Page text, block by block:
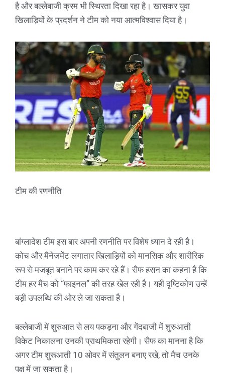
है और बल्लेबाजी क्रम भी स्थिरता दिखा रहा है। खासकर युवा
खिलाड़ियों के प्रदर्शन ने टीम को नया आत्मविश्वास दिया है।
टीम की रणनीति
बांग्लादेश टीम इस बार अपनी रणनीति पर विशेष ध्यान दे रही है।
कोच और मैनेजमेंट लगातार खिलाड़ियों को मानसिक और शारीरिक
रूप से मजबूत बनाने पर काम कर रहे हैं। सैफ हसन का कहना है कि
टीम हर मैच को “फाइनल” की तरह खेल रही है। यही दृष्टिकोण उन्हें
बड़ी उपलब्धि की ओर ले जा सकता है।
बल्लेबाजी में शुरुआत से लय पकड़ना और गेंदबाजी में शुरुआती
विकेट निकालना उनकी प्राथमिकता रहेगी। सैफ का मानना है कि
अगर टीम शुरूआती 10 ओवर में संतुलन बनाए रखे, तो मैच उनके
पक्ष में जा सकता है।